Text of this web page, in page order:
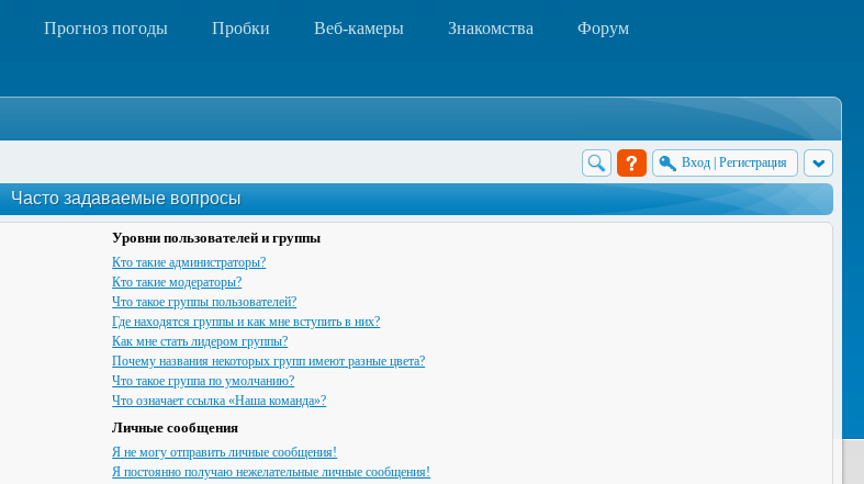
Прогноз погоды Пробки Веб-камеры Знакомства Форум
Вход Регистрация
Часто задаваемые вопросы
Уровни пользователей и группы
Кто такие администраторы?
Кто такие модераторы?
Что такое группы пользователей?
Где находятся группы и как мне вступить в них?
Как мне стать лидером группы?
Почему названия некоторых групп имеют разные цвета?
Что такое группа по умолчанию?
Что означает ссылка «Наша команда»?
Личные сообщения
Я не могу отправить личные сообщения!
Я постоянно получаю нежелательные личные сообщения!